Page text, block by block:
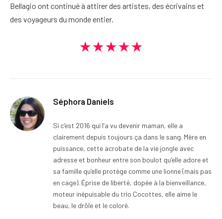
Bellagio ont continué à attirer des artistes, des écrivains et
des voyageurs du monde entier.
★★★★★
Séphora Daniels
Si c’est 2016 qui l’a vu devenir maman, elle a
clairement depuis toujours ça dans le sang. Mère en
puissance, cette acrobate de la vie jongle avec
adresse et bonheur entre son boulot qu’elle adore et
sa famille qu’elle protège comme une lionne (mais pas
en cage). Éprise de liberté, dopée à la bienveillance,
moteur inépuisable du trio Cocottes, elle aime le
beau, le drôle et le coloré.